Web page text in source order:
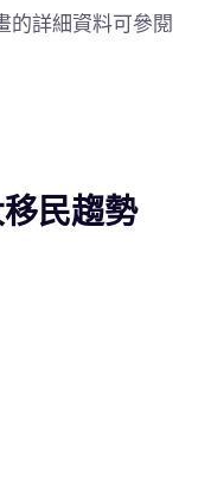
的詳細資料可參閱
民趨勢